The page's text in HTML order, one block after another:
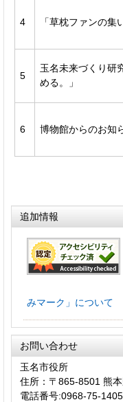
4 「草枕ファンの集
5
玉名未来づくり研
める。」
6 博物館からのお知
追加情報
みマーク」について
お問い合わせ
玉名市役所
住所：〒865-8501 熊
電話番号:0968-75-1405